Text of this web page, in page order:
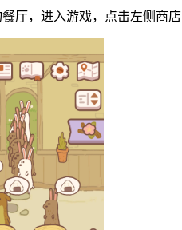
厅，进入游戏，点击左侧商店